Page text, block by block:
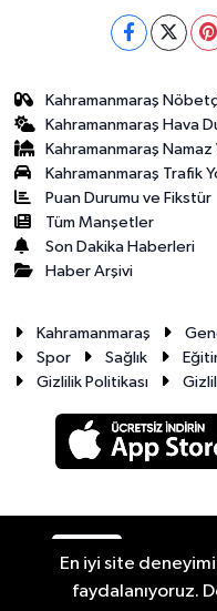
Kahramanmaraş
Kahramanmaraş Hava
Kahramanmaraş
Kahramanmaraş Trafik
Puan Durumu ve Fikstür
Tüm Manşetler
Son Dakika Haberleri
Haber Arşivi
Kahramanmaraş
Spor
Sağlık
Gizlilik Politikası
En iyi site
faydalanıyoruz.